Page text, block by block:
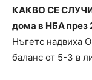
КАКВО СЕ СЛУЧИ:
дома в НБА през
Нъгетс надвиха
баланс от 5-3 в